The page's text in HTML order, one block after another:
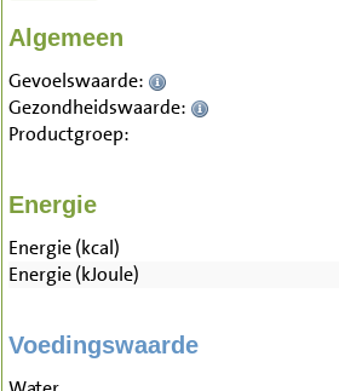
Algemeen
Gevoelswaarde:
Gezondheidswaarde:
Productgroep:
Energie
Energie (kcal)
Energie (kJoule)
Voedingswaarde